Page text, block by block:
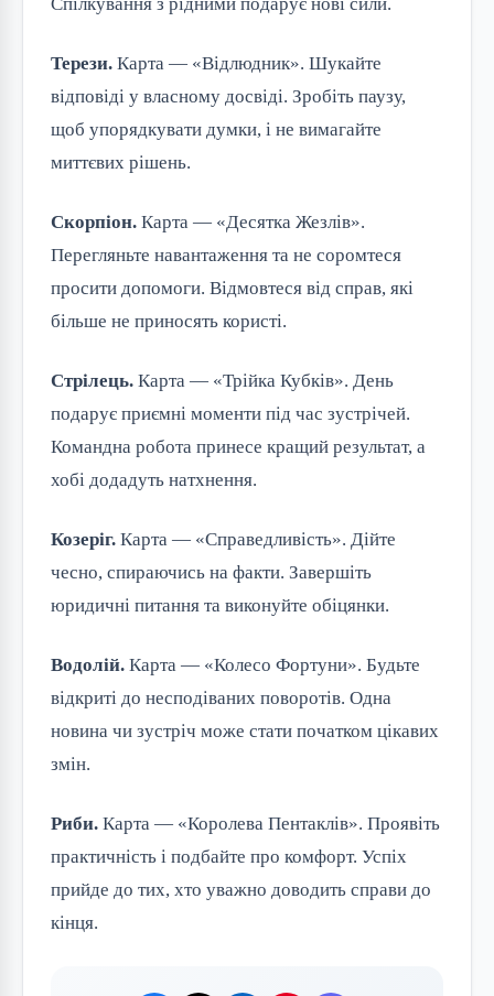
Терези. Карта — «Відлюдник». Шукайте
відповіді у власному досвіді. Зробіть паузу,
щоб упорядкувати думки, і не вимагайте
миттєвих рішень.
Скорпіон. Карта — «Десятка Жезлів».
Перегляньте навантаження та не соромтеся
просити допомоги. Відмовтеся від справ, які
більше не приносять користі.
Стрілець. Карта — «Трійка Кубків». День
подарує приємні моменти під час зустрічей.
Командна робота принесе кращий результат, а
хобі додадуть натхнення.
Козеріг. Карта — «Справедливість». Дійте
чесно, спираючись на факти. Завершіть
юридичні питання та виконуйте обіцянки.
Водолій. Карта — «Колесо Фортуни». Будьте
відкриті до несподіваних поворотів. Одна
новина чи зустріч може стати початком цікавих
змін.
Риби. Карта — «Королева Пентаклів». Проявіть
практичність і подбайте про комфорт. Успіх
прийде до тих, хто уважно доводить справи до
кінця.